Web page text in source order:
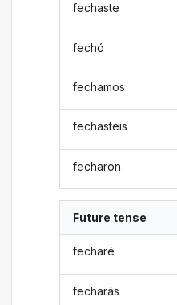
fechaste
fechó
fechamos
fechasteis
fecharon
Future tense
fecharé
fecharás